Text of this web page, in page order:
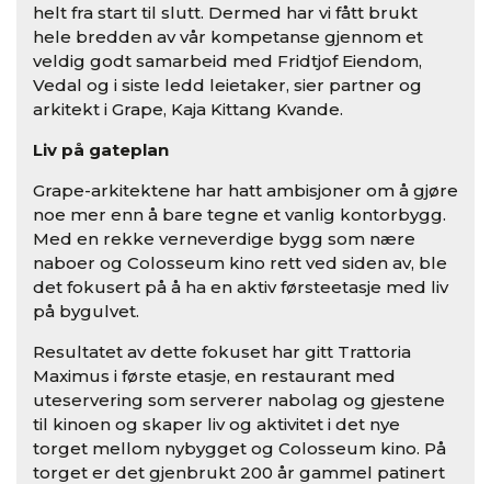
helt fra start til slutt. Dermed har vi fått brukt
hele bredden av vår kompetanse gjennom et
veldig godt samarbeid med Fridtjof Eiendom,
Vedal og i siste ledd leietaker, sier partner og
arkitekt i Grape, Kaja Kittang Kvande.
Liv på gateplan
Grape-arkitektene har hatt ambisjoner om å gjøre
noe mer enn å bare tegne et vanlig kontorbygg.
Med en rekke verneverdige bygg som nære
naboer og Colosseum kino rett ved siden av, ble
det fokusert på å ha en aktiv førsteetasje med liv
på bygulvet.
Resultatet av dette fokuset har gitt Trattoria
Maximus i første etasje, en restaurant med
uteservering som serverer nabolag og gjestene
til kinoen og skaper liv og aktivitet i det nye
torget mellom nybygget og Colosseum kino. På
torget er det gjenbrukt 200 år gammel patinert